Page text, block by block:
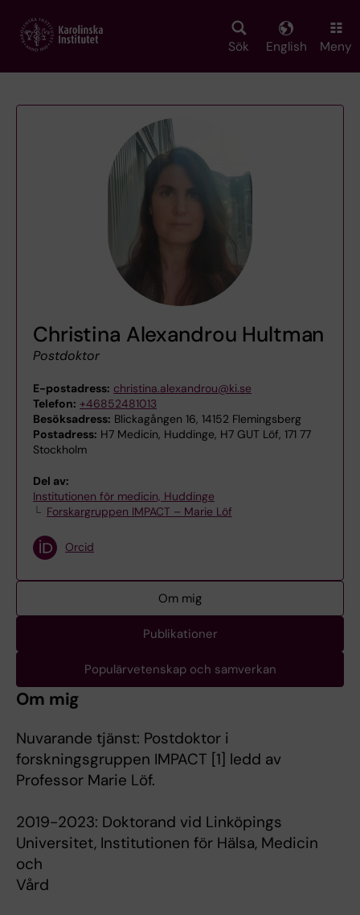
main
Sök English Meny
Christina Alexandrou Hultman
Postdoktor
E-postadress: christina.alexandrou@ki.se
Telefon: +46852481013
Besöksadress: Blickagången 16, 14152 Flemingsberg
Postadress: H7 Medicin, Huddinge, H7 GUT Löf, 171 77
Stockholm
Del av:
Institutionen för medicin, Huddinge
Forskargruppen IMPACT – Marie Löf
Orcid
Om mig
Publikationer
Populärvetenskap och samverkan
Om mig
Nuvarande tjänst: Postdoktor i
forskningsgruppen IMPACT [1] ledd av
Professor Marie Löf.
2019-2023: Doktorand vid Linköpings
Universitet, Institutionen för Hälsa, Medicin
och
Vård